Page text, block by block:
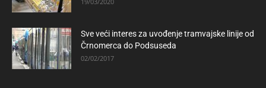
Sve veći interes za uvođenje tramvajske linije od
Črnomerca do Podsuseda
02/02/2017